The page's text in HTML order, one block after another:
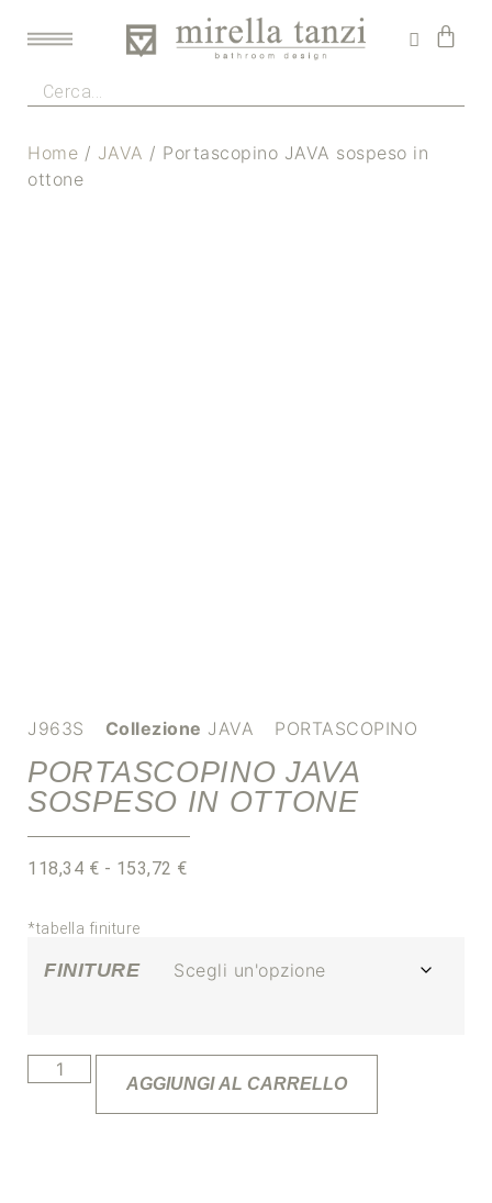
Home / JAVA / Portascopino JAVA sospeso in
ottone
J963S Collezione JAVA PORTASCOPINO
PORTASCOPINO JAVA
SOSPESO IN OTTONE
118,34 € - 153,72 €
*tabella finiture
FINITURE
AGGIUNGI AL CARRELLO